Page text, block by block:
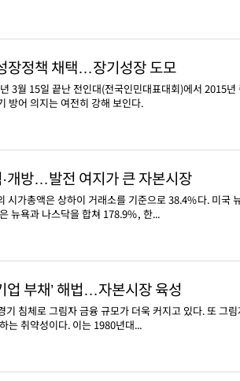
장정책 채택…장기성장 도모
3월 15일 끝난 전인대(전국인민대표대회)에서 2015
방어 의지는 여전히 강해 보인다.
개방…발전 여지가 큰 자본시장
시가총액은 상하이 거래소를 기준으로 38.4%다. 미
뉴욕과 나스닥을 합쳐 178.9%, 한...
업 부채’ 해법…자본시장 육성
기 침체로 그림자 금융 규모가 더욱 커지고 있다. 또 그
는 취약성이다. 이는 1980년대...